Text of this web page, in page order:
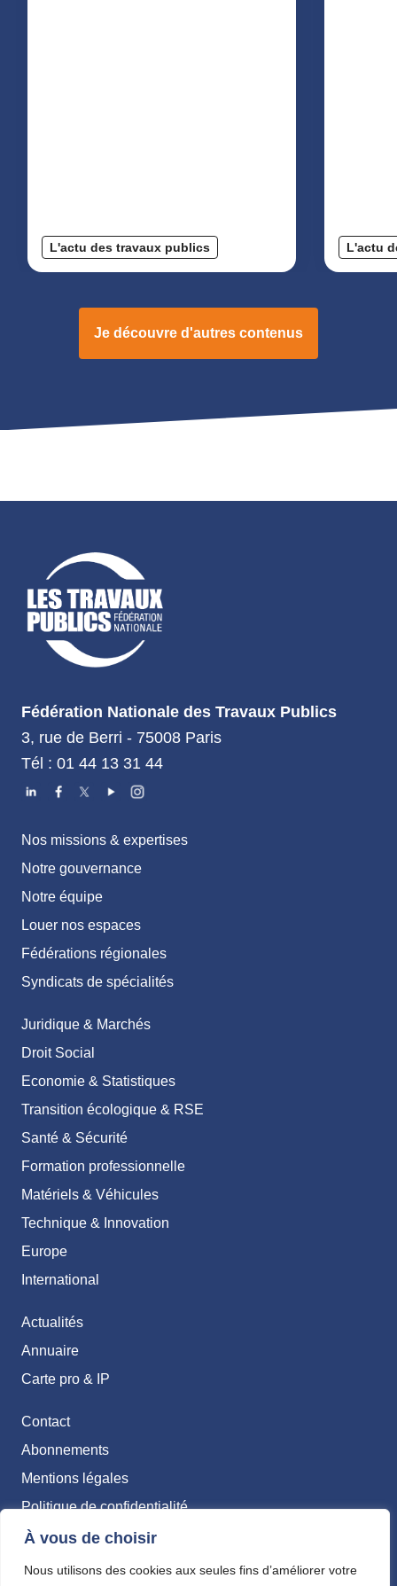
À vous de choisir
Nous utilisons des cookies aux seules fins d’améliorer votre
L'actu des travaux publics L'actu
Je découvre d'autres contenus
Fédération Nationale des Travaux Publics
3, rue de Berri - 75008 Paris
Tél : 01 44 13 31 44
Nos missions & expertises
Notre gouvernance
Notre équipe
Louer nos espaces
Fédérations régionales
Syndicats de spécialités
Juridique & Marchés
Droit Social
Economie & Statistiques
Transition écologique & RSE
Santé & Sécurité
Formation professionnelle
Matériels & Véhicules
Technique & Innovation
Europe
International
Actualités
Annuaire
Carte pro & IP
Contact
Abonnements
Mentions légales
Politique de confidentialité